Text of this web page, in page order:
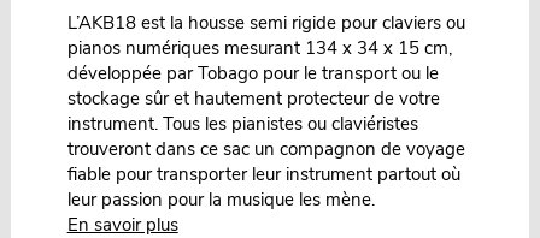
L’AKB18 est la housse semi rigide pour claviers ou
pianos numériques mesurant 134 x 34 x 15 cm,
développée par Tobago pour le transport ou le
stockage sûr et hautement protecteur de votre
instrument. Tous les pianistes ou claviéristes
trouveront dans ce sac un compagnon de voyage
fiable pour transporter leur instrument partout où
leur passion pour la musique les mène.
En savoir plus